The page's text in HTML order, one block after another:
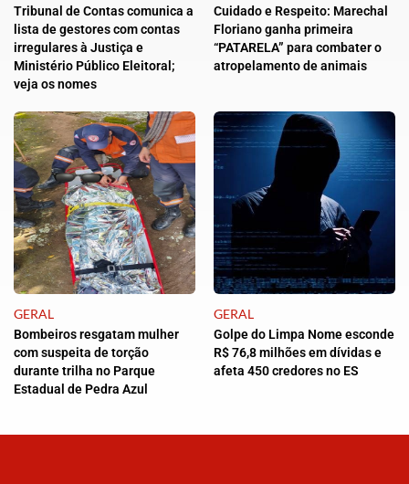
Tribunal de Contas comunica a
lista de gestores com contas
irregulares à Justiça e
Ministério Público Eleitoral;
veja os nomes
Cuidado e Respeito: Marechal
Floriano ganha primeira
“PATARELA” para combater o
atropelamento de animais
GERAL
Bombeiros resgatam mulher
com suspeita de torção
durante trilha no Parque
Estadual de Pedra Azul
GERAL
Golpe do Limpa Nome esconde
R$ 76,8 milhões em dívidas e
afeta 450 credores no ES